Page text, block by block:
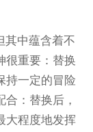
其中蕴含着不
很重要：替换
持一定的冒险
：替换后，
大程度地发挥